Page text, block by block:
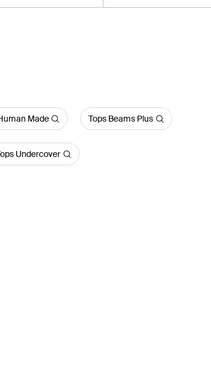
Made Tops Beams Plus
Undercover